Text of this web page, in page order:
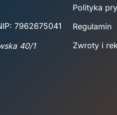
7962675041
40/1
Polityka
Regulamin
Zwroty i